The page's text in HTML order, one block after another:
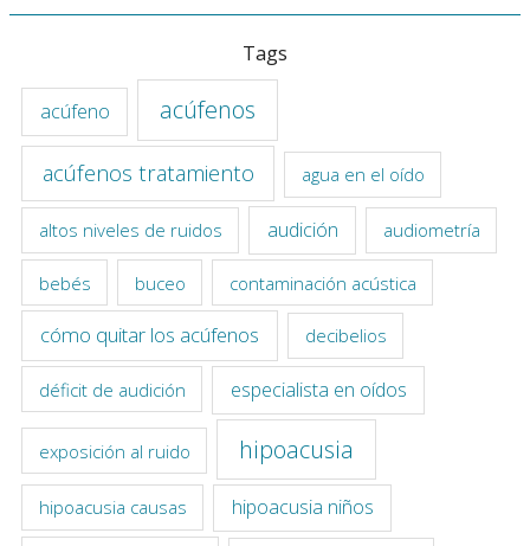
Tags
acúfeno acúfenos
acúfenos tratamiento agua en el oído
altos niveles de ruidos audición audiometría
bebés buceo contaminación acústica
cómo quitar los acúfenos decibelios
déficit de audición especialista en oídos
exposición al ruido hipoacusia
hipoacusia causas hipoacusia niños